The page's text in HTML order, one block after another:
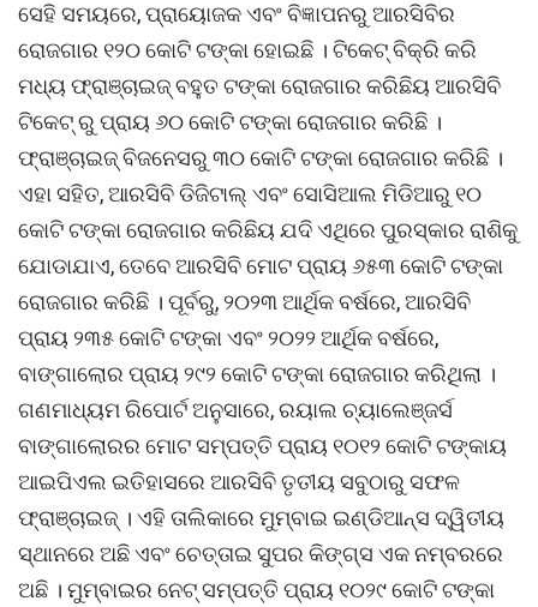
ସେହି ସମୟରେ, ପ୍ରାୟୋଜକ ଏବଂ ବିଜ୍ଞାପନରୁ ଆରସିବିର
ରୋଜଗାର ୧୨୦ କୋଟି ଟଙ୍କା ହୋଇଛି । ଟିକେଟ୍ ବିକ୍ରି କରି
ମଧ୍ୟ ଫ୍ରାଞ୍ଚାଇଜ୍‌ ବହୁତ ଟଙ୍କା ରୋଜଗାର କରିଛିୟ ଆରସିବି
ଟିକେଟ୍ ରୁ ପ୍ରାୟ ୬୦ କୋଟି ଟଙ୍କା ରୋଜଗାର କରିଛି ।
ଫ୍ରାଞ୍ଚାଇଜ୍ ବିଜନେସରୁ ୩୦ କୋଟି ଟଙ୍କା ରୋଜଗାର କରିଛି ।
ଏହା ସହିତ, ଆରସିବି ଡିଜିଟାଲ୍ ଏବଂ ସୋସିଆଲ ମିଡିଆରୁ ୧୦
କୋଟି ଟଙ୍କା ରୋଜଗାର କରିଛିୟ ଯଦି ଏଥିରେ ପୁରସ୍କାର ରାଶିକୁ
ଯୋଡାଯାଏ, ତେବେ ଆରସିବି ମୋଟ ପ୍ରାୟ ୬୫୩ କୋଟି ଟଙ୍କା
ରୋଜଗାର କରିଛି । ପୂର୍ବରୁ, ୨୦୨୩ ଆର୍ଥିକ ବର୍ଷରେ, ଆରସିବି
ପ୍ରାୟ ୨୩୫ କୋଟି ଟଙ୍କା ଏବଂ ୨୦୨୨ ଆର୍ଥିକ ବର୍ଷରେ,
ବାଙ୍ଗାଲୋର ପ୍ରାୟ ୨୯୨ କୋଟି ଟଙ୍କା ରୋଜଗାର କରିଥିଲା ।
ଗଣମାଧ୍ୟମ ରିପୋର୍ଟ ଅନୁସାରେ, ରୟାଲ ଚ୍ୟାଲେଞ୍ଜର୍ସ
ବାଙ୍ଗାଲୋରର ମୋଟ ସମ୍ପତ୍ତି ପ୍ରାୟ ୧୦୧୨ କୋଟି ଟଙ୍କାୟ
ଆଇପିଏଲ ଇତିହାସରେ ଆରସିବି ତୃତୀୟ ସବୁଠାରୁ ସଫଳ
ଫ୍ରାଞ୍ଚାଇଜ୍ । ଏହି ତାଲିକାରେ ମୁମ୍ବାଇ ଇଣ୍ଡିଆନ୍ସ ଦ୍ୱିତୀୟ
ସ୍ଥାନରେ ଅଛି ଏବଂ ଚେତ୍ତାଇ ସୁପର କିଙ୍ଗ୍ସ ଏକ ନମ୍ବରରେ
ଅଛି । ମୁମ୍ବାଇର ନେଟ୍‌ ସମ୍ପତ୍ତି ପ୍ରାୟ ୧୦୨୯ କୋଟି ଟଙ୍କା